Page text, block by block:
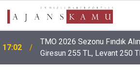
17:02
TMO 2026 Sezonu Fındık
Giresun 255 TL, Levant 250